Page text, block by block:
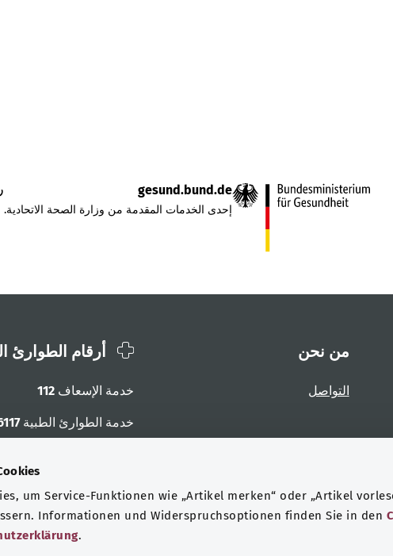
um Service-Funktionen wie „Artikel merken“ oder „Artikel
Informationen und Widerspruchsoptionen finden Sie in den
.
gesund.bund.de
إحدى الخدمات المقدمة من وزارة الصحة الاتحادية.
من نحن
التواصل
أرقام الطوارئ
خدمة الإسعاف 112
خدمة الطوارئ الطبية